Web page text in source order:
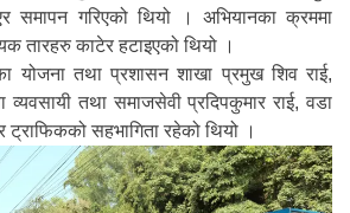
समापन गरिएको थियो । अभियानका क्रममा
तारहरु काटेर हटाइएको थियो ।
योजना तथा प्रशासन शाखा प्रमुख शिव राई,
व्यवसायी तथा समाजसेवी प्रदिपकुमार राई, वडा
सहभागिता रहेको थियो ।